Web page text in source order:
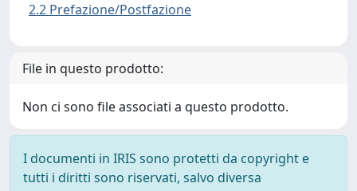
2.2 Prefazione/Postfazione
File in questo prodotto:
Non ci sono file associati a questo prodotto.
I documenti in IRIS sono protetti da copyright e
tutti i diritti sono riservati, salvo diversa